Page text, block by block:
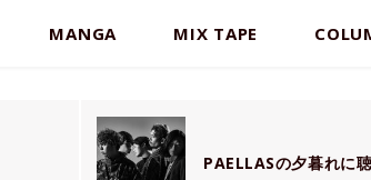
MANGA MIX TAPE
PAELLASの夕暮れに